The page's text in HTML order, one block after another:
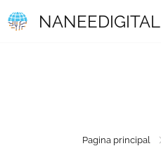
NANEEDIGITAL
Pagina principal